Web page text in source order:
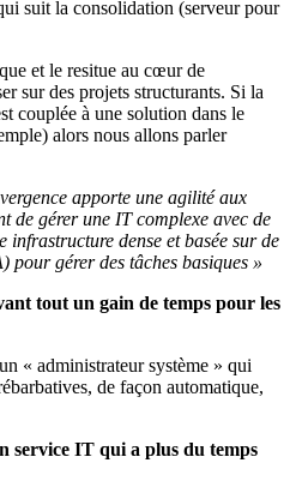
suit la consolidation (serveur pour
et le resitue au cœur de
sur des projets structurants. Si la
couplée à une solution dans le
alors nous allons parler
apporte une agilité aux
de gérer une IT complexe avec de
dense et basée sur de
pour gérer des tâches basiques »
tout un gain de temps pour les
« administrateur système » qui
de façon automatique,
service IT qui a plus du temps